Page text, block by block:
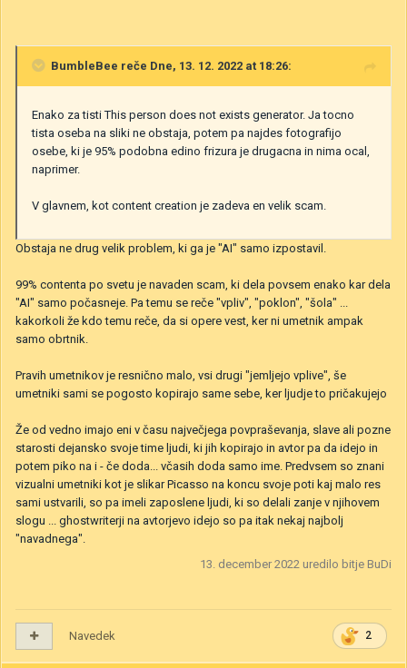
BumbleBee reče Dne, 13. 12. 2022 at 18:26:
Enako za tisti This person does not exists generator. Ja tocno
tista oseba na sliki ne obstaja, potem pa najdes fotografijo
osebe, ki je 95% podobna edino frizura je drugacna in nima ocal,
naprimer.
V glavnem, kot content creation je zadeva en velik scam.
Obstaja ne drug velik problem, ki ga je "AI" samo izpostavil.
99% contenta po svetu je navaden scam, ki dela povsem enako kar dela
"AI" samo počasneje. Pa temu se reče "vpliv", "poklon", "šola" ...
kakorkoli že kdo temu reče, da si opere vest, ker ni umetnik ampak
samo obrtnik.
Pravih umetnikov je resnično malo, vsi drugi "jemljejo vplive", še
umetniki sami se pogosto kopirajo same sebe, ker ljudje to pričakujejo
Že od vedno imajo eni v času največjega povpraševanja, slave ali pozne
starosti dejansko svoje time ljudi, ki jih kopirajo in avtor pa da idejo in
potem piko na i - če doda... včasih doda samo ime. Predvsem so znani
vizualni umetniki kot je slikar Picasso na koncu svoje poti kaj malo res
sami ustvarili, so pa imeli zaposlene ljudi, ki so delali zanje v njihovem
slogu ... ghostwriterji na avtorjevo idejo so pa itak nekaj najbolj
"navadnega".
13. december 2022 uredilo bitje BuDi
2
Navedek